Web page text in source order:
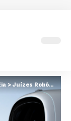
>Juízes Robôs: A Revolução da Arbitragem Automatizada e os Desafios Éticos no Direito Negocial